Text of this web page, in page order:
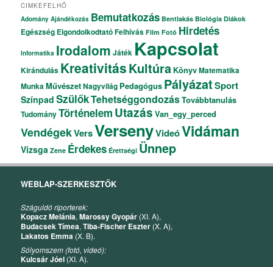
CIMKEFELHŐ
Adomány Ajándékozás Bemutatkozás Bentlakás Biológia Diákok
Egészség ElgondolkodtatóFelhívás Film Fotó Hirdetés
Informatika Irodalom Játék Kapcsolat
Kirándulás KreativitásKultúra KönyvMatematika
Munka MűvészetNagyvilág Pedagógus PályázatSport
Színpad SzülőkTehetséggondozásTovábbtanulás
TudományTörténelem Utazás Van_egy_perced
VendégekVersVersenyVideóVidáman
Vizsga Zene Érdekes Érettségi Ünnep
WEBLAP-SZERKESZTŐK
Száguldó riporterek:
Kopacz Melánia,Marossy Gyopár (XI. A),
Budacsek Tímea,Tiba-Fischer Eszter (X. A),
Lakatos Emma (X. B).
Sólyomszem (fotó, videó):
Kulcsár Jóel (XI. A).